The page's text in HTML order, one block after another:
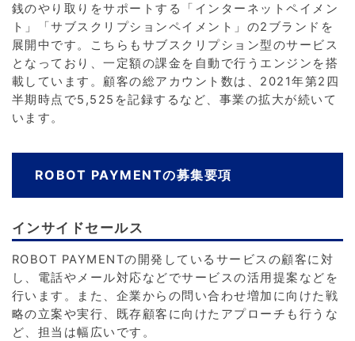
銭のやり取りをサポートする「インターネットペイメン
ト」「サブスクリプションペイメント」の2ブランドを
展開中です。こちらもサブスクリプション型のサービス
となっており、一定額の課金を自動で行うエンジンを搭
載しています。顧客の総アカウント数は、2021年第2四
半期時点で5,525を記録するなど、事業の拡大が続いて
います。
ROBOT PAYMENTの募集要項
インサイドセールス
ROBOT PAYMENTの開発しているサービスの顧客に対
し、電話やメール対応などでサービスの活用提案などを
行います。また、企業からの問い合わせ増加に向けた戦
略の立案や実行、既存顧客に向けたアプローチも行うな
ど、担当は幅広いです。